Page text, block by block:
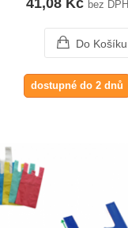
bez DPH
Do Košíku
dostupné do 2 dnů